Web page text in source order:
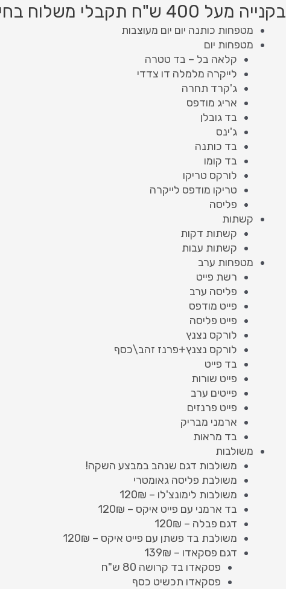
דילוג
לתוכן
בקנייה מעל 400 ש"ח תקבלי משלוח בחינם!
מטפחות כותנה יום יום מעוצבות
מטפחות יום
קלאה בל – בד טטרה
לייקרה מלמלה דו צדדי
ג'קרד תחרה
אריג מודפס
בד גובלן
ג'ינס
בד כותנה
בד קומו
לורקס טריקו
טריקו מודפס לייקרה
פליסה
קשתות
קשתות דקות
קשתות עבות
מטפחות ערב
רשת פייט
פליסה ערב
פייט מודפס
פייט פליסה
לורקס נצנץ
לורקס נצנץ+פרנז זהב\כסף
בד פייט
פייט שורות
פייטים ערב
פייט פרנזים
ארמני מבריק
בד מראות
משולבות
משולבות דגם שנהב במבצע השקה!
משולבת פליסה גאומטרי
משולבות לימונצ'לו – 120₪
בד ארמני עם פייט איקס – 120₪
דגם פבלה – 120₪
משולבת בד פשתן עם פייט איקס – 120₪
דגם פסקאדו – 139₪
פסקאדו בד קרושה 80 ש"ח
פסקאדו תכשיט כסף
Products
search
Products
search
כמות
של
טורבן